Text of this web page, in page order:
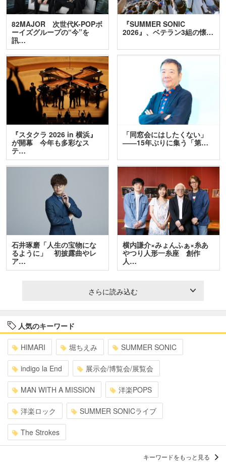
82MAJOR 次世代K-POPボ
ーイズグループの“今”を
訊…
『SUMMER SONIC
2026』、ベテラン3組の懐…
『スタクラ 2026 in 横浜』
が開幕 今年も多彩なス
テ…
「同窓会にはしたくない」
――15年ぶりに集う「第…
石井琢磨「人生の宝物にな
るように」 初披露曲やレ
ア…
横内謙介×みょんふぁ×糸あ
やつり人形一糸座 創作
人…
さらに読み込む
人気のキーワード
HIMARI 堀ちえみ SUMMER SONIC
indigo la End 展示会/博覧会/展覧会
MAN WITH A MISSION 洋楽POPS
洋楽ロック SUMMER SONICライブ
The Strokes
キーワードをもっと見る